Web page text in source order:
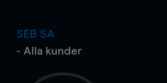
SEB SA
- Alla kunder